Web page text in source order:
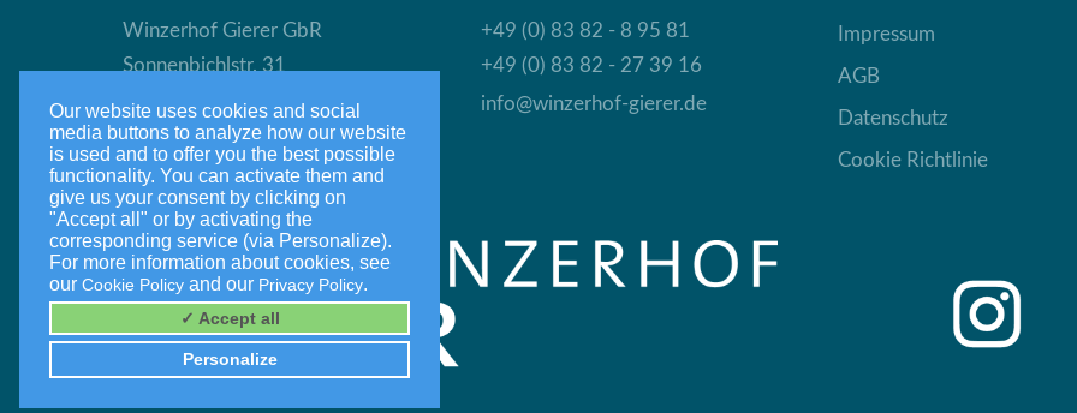
Winzerhof Gierer GbR
Sonnenbichlstr. 31
88149 Nonnenhorn
+49 (0) 83 82 - 8 95 81
+49 (0) 83 82 - 27 39 16
info@winzerhof-gierer.de
Impressum
AGB
Datenschutz
Cookie Richtlinie
Our website uses cookies and social
media buttons to analyze how our website
is used and to offer you the best possible
functionality. You can activate them and
give us your consent by clicking on
"Accept all" or by activating the
corresponding service (via Personalize).
For more information about cookies, see
our Cookie Policy and our Privacy Policy.
✓ Accept all
Personalize